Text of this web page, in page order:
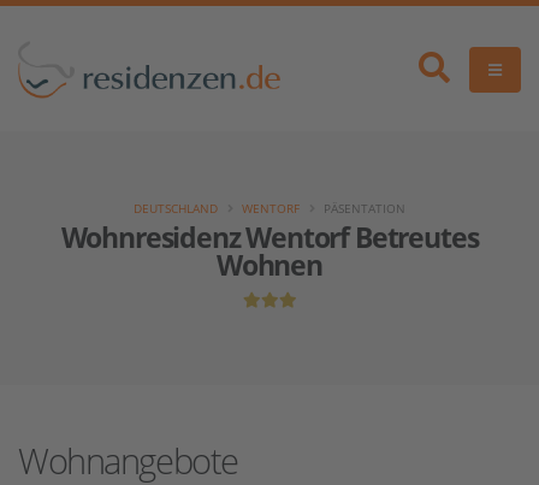
Wohnresidenz Wentorf Betreutes
Wohnen
DEUTSCHLAND WENTORF PÄSENTATION
Wohnangebote